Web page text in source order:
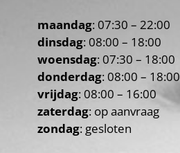
maandag: 07:30 – 22:00
dinsdag: 08:00 – 18:00
woensdag: 07:30 – 18:00
donderdag: 08:00 – 18:00
vrijdag: 08:00 – 16:00
zaterdag: op aanvraag
zondag: gesloten